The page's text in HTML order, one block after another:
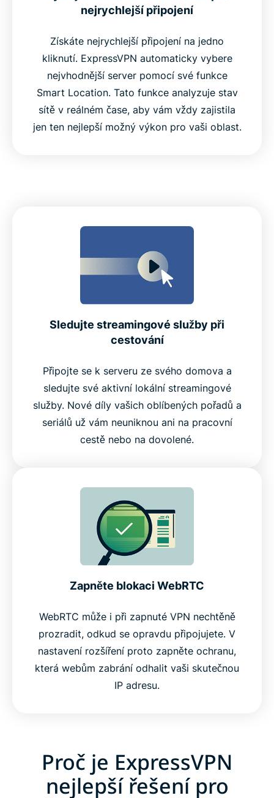
nejrychlejší připojení
Získáte nejrychlejší připojení na jedno
kliknutí. ExpressVPN automaticky vybere
nejvhodnější server pomocí své funkce
Smart Location. Tato funkce analyzuje stav
sítě v reálném čase, aby vám vždy zajistila
jen ten nejlepší možný výkon pro vaši oblast.
Sledujte streamingové služby při
cestování
Připojte se k serveru ze svého domova a
sledujte své aktivní lokální streamingové
služby. Nové díly vašich oblíbených pořadů a
seriálů už vám neuniknou ani na pracovní
cestě nebo na dovolené.
Zapněte blokaci WebRTC
WebRTC může i při zapnuté VPN nechtěně
prozradit, odkud se opravdu připojujete. V
nastavení rozšíření proto zapněte ochranu,
která webům zabrání odhalit vaši skutečnou
IP adresu.
Proč je ExpressVPN
nejlepší řešení pro